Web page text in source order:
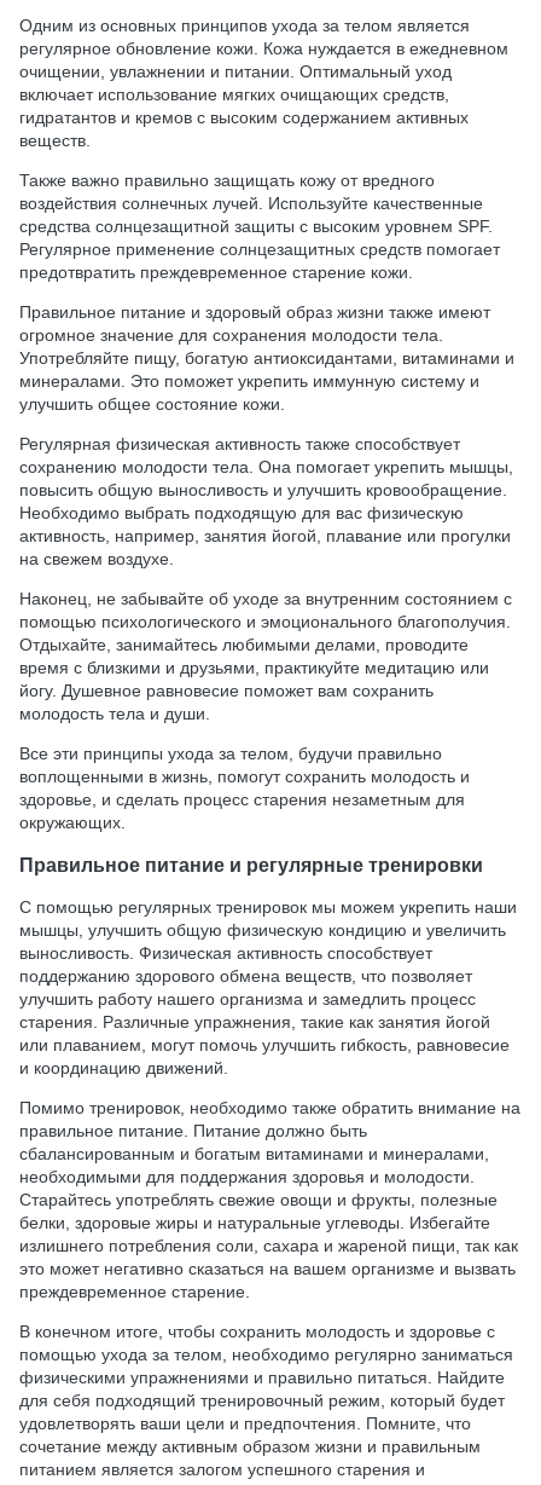
Одним из основных принципов ухода за телом является
регулярное обновление кожи. Кожа нуждается в ежедневном
очищении, увлажнении и питании. Оптимальный уход
включает использование мягких очищающих средств,
гидратантов и кремов с высоким содержанием активных
веществ.
Также важно правильно защищать кожу от вредного
воздействия солнечных лучей. Используйте качественные
средства солнцезащитной защиты с высоким уровнем SPF.
Регулярное применение солнцезащитных средств помогает
предотвратить преждевременное старение кожи.
Правильное питание и здоровый образ жизни также имеют
огромное значение для сохранения молодости тела.
Употребляйте пищу, богатую антиоксидантами, витаминами и
минералами. Это поможет укрепить иммунную систему и
улучшить общее состояние кожи.
Регулярная физическая активность также способствует
сохранению молодости тела. Она помогает укрепить мышцы,
повысить общую выносливость и улучшить кровообращение.
Необходимо выбрать подходящую для вас физическую
активность, например, занятия йогой, плавание или прогулки
на свежем воздухе.
Наконец, не забывайте об уходе за внутренним состоянием с
помощью психологического и эмоционального благополучия.
Отдыхайте, занимайтесь любимыми делами, проводите
время с близкими и друзьями, практикуйте медитацию или
йогу. Душевное равновесие поможет вам сохранить
молодость тела и души.
Все эти принципы ухода за телом, будучи правильно
воплощенными в жизнь, помогут сохранить молодость и
здоровье, и сделать процесс старения незаметным для
окружающих.
Правильное питание и регулярные тренировки
С помощью регулярных тренировок мы можем укрепить наши
мышцы, улучшить общую физическую кондицию и увеличить
выносливость. Физическая активность способствует
поддержанию здорового обмена веществ, что позволяет
улучшить работу нашего организма и замедлить процесс
старения. Различные упражнения, такие как занятия йогой
или плаванием, могут помочь улучшить гибкость, равновесие
и координацию движений.
Помимо тренировок, необходимо также обратить внимание на
правильное питание. Питание должно быть
сбалансированным и богатым витаминами и минералами,
необходимыми для поддержания здоровья и молодости.
Старайтесь употреблять свежие овощи и фрукты, полезные
белки, здоровые жиры и натуральные углеводы. Избегайте
излишнего потребления соли, сахара и жареной пищи, так как
это может негативно сказаться на вашем организме и вызвать
преждевременное старение.
В конечном итоге, чтобы сохранить молодость и здоровье с
помощью ухода за телом, необходимо регулярно заниматься
физическими упражнениями и правильно питаться. Найдите
для себя подходящий тренировочный режим, который будет
удовлетворять ваши цели и предпочтения. Помните, что
сочетание между активным образом жизни и правильным
питанием является залогом успешного старения и